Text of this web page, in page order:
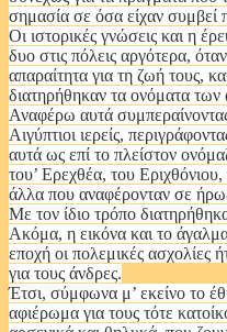
σημασία σε όσα είχαν συμβεί
Οι ιστορικές γνώσεις και η
δυο στις πόλεις αργότερα,
απαραίτητα για τη ζωή τους,
διατηρήθηκαν τα ονόματα των
Αναφέρω αυτά
Αιγύπτιοι ιερείς,
αυτά ως επί το πλείστον
του’ Ερεχθέα, του
άλλα που αναφέρονταν σε
Με τον ίδιο τρόπο
Ακόμα, η εικόνα και το άγαλμα
εποχή οι πολεμικές ασχολίες
για τους άνδρες.
Έτσι, σύμφωνα μ’ εκείνο το
αφιέρωμα για τους τότε